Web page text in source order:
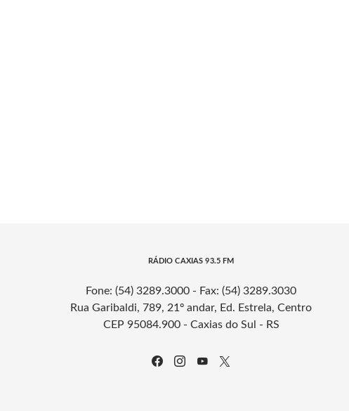
RÁDIO CAXIAS 93.5 FM
Fone: (54) 3289.3000 - Fax: (54) 3289.3030
Rua Garibaldi, 789, 21º andar, Ed. Estrela, Centro
CEP 95084.900 - Caxias do Sul - RS